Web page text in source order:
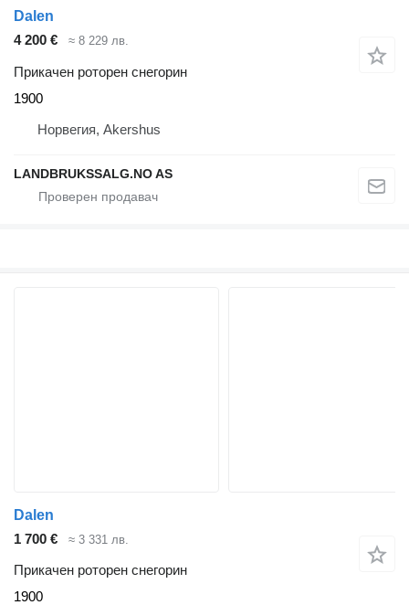
Dalen
4 200 €
≈ 8 229 лв.
Прикачен роторен снегорин
1900
Норвегия, Akershus
LANDBRUKSSALG.NO AS
Dalen
1 700 €
≈ 3 331 лв.
Прикачен роторен снегорин
1900